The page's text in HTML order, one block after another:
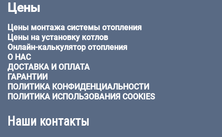
Цены
Цены монтажа системы отопления
Цены на установку котлов
Онлайн-калькулятор отопления
О НАС
ДОСТАВКА И ОПЛАТА
ГАРАНТИИ
ПОЛИТИКА КОНФИДЕНЦИАЛЬНОСТИ
ПОЛИТИКА ИСПОЛЬЗОВАНИЯ COOKIES
Наши контакты